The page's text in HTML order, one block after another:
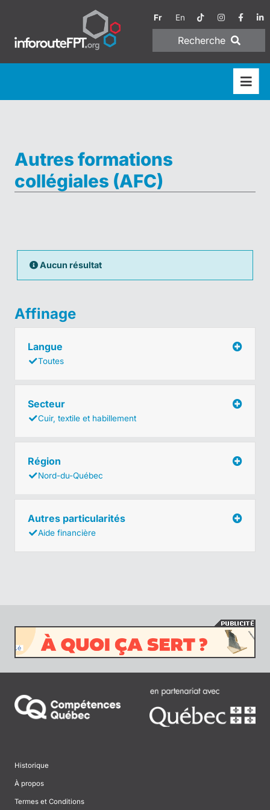
Fr En
Recherche
Autres formations
collégiales (AFC)
Aucun résultat
Affinage
Langue
Toutes
Secteur
Cuir, textile et habillement
Région
Nord-du-Québec
Autres particularités
Aide financière
Historique
À propos
Termes et Conditions